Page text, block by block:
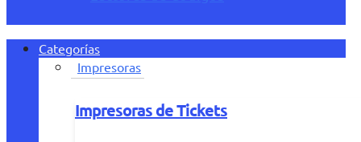
Categorías
Impresoras
Impresoras de Tickets